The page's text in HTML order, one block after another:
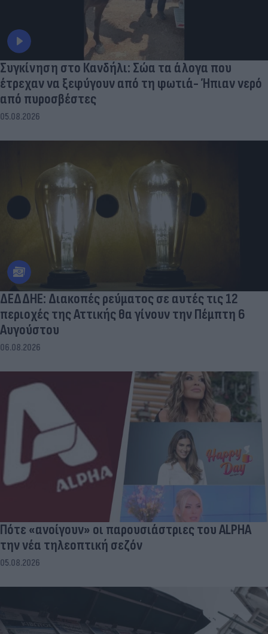
Συγκίνηση στο Κανδήλι: Σώα τα άλογα που
έτρεχαν να ξεφύγουν από τη φωτιά- Ήπιαν νερό
από πυροσβέστες
05.08.2026
ΔΕΔΔΗΕ: Διακοπές ρεύματος σε αυτές τις 12
περιοχές της Αττικής θα γίνουν την Πέμπτη 6
Αυγούστου
06.08.2026
Πότε «ανοίγουν» οι παρουσιάστριες του ALPHA
την νέα τηλεοπτική σεζόν
05.08.2026